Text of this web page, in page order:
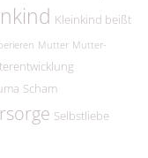
Kleinkind beißt
Mutter Mutter-
Scham
Selbstliebe